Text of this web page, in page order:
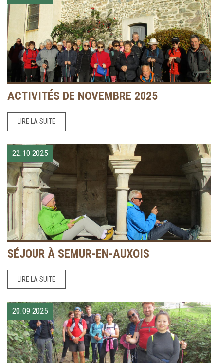
ACTIVITÉS DE NOVEMBRE 2025
LIRE LA SUITE
22.10 2025
SÉJOUR À SEMUR-EN-AUXOIS
LIRE LA SUITE
20.09 2025